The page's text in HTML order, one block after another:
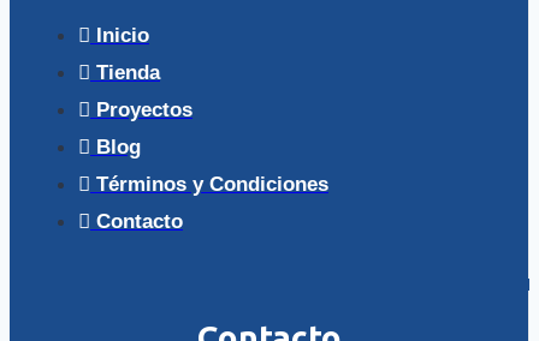
Inicio
Tienda
Proyectos
Blog
Términos y Condiciones
Contacto